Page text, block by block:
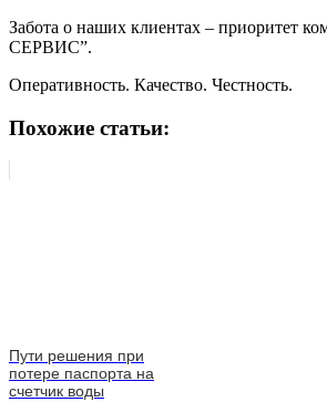
Забота о наших клиентах – приоритет
СЕРВИС”.
Оперативность. Качество. Честность.
Похожие статьи:
Пути решения при
потере паспорта на
счетчик воды